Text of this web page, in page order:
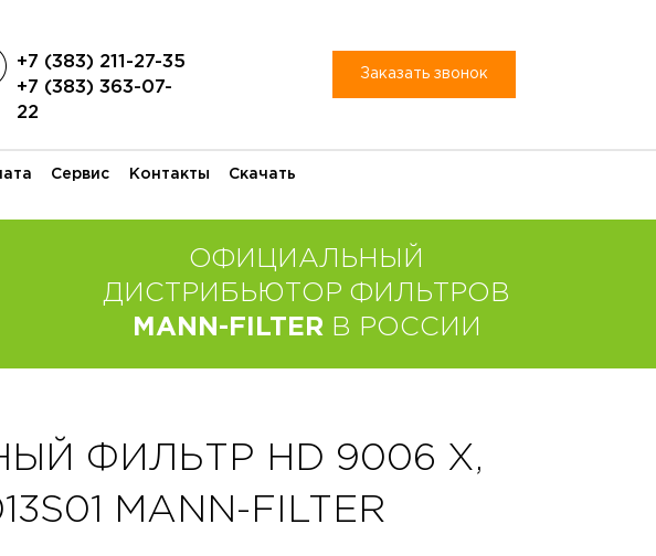
+7 (383) 211-27-35
+7 (383) 363-07-
22
Заказать звонок
Сервис Контакты
Скачать
ОФИЦИАЛЬНЫЙ
ДИСТРИБЬЮТОР ФИЛЬТРОВ
MANN-FILTER В РОССИИ
ФИЛЬТР HD 9006 X,
MANN-FILTER